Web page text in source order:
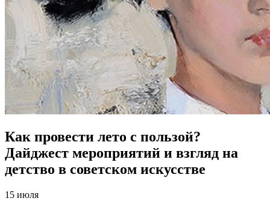
Как провести лето с пользой?
Дайджест мероприятий и взгляд на
детство в советском искусстве
15 июля